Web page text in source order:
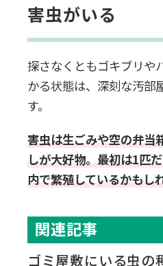
害虫がいる
探さなくともゴキブリや
かる状態は、深刻な汚部
す。
害虫は生ごみや空の弁当
しが大好物。最初は1匹
内で繁殖しているかもし
関連記事
ゴミ屋敷にいる虫の